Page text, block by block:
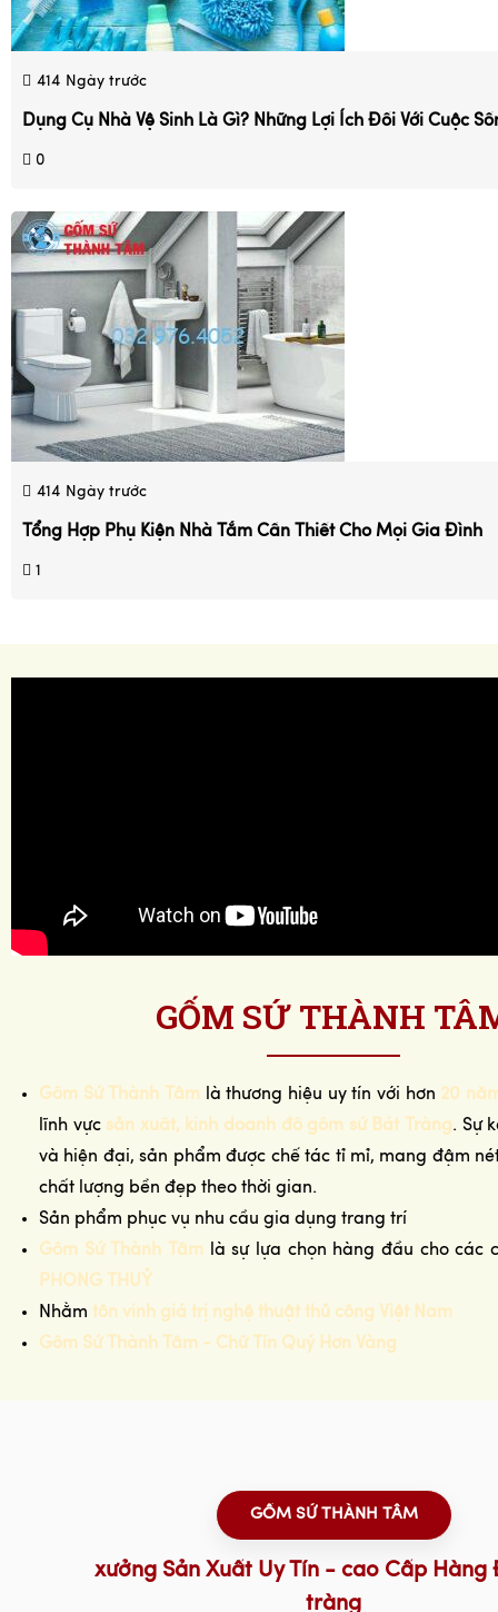
414 Ngày trước
Dụng Cụ Nhà Vệ Sinh Là Gì? Những Lợi Ích Đối Với Cuộc
0
414 Ngày trước
Tổng Hợp Phụ Kiện Nhà Tắm Cần Thiết Cho Mọi Gia Đình
1
GỐM SỨ THÀNH
Gốm Sứ Thành Tâm là thương hiệu uy tín với hơn 20
lĩnh vực sản xuất, kinh doanh đồ gốm sứ Bát Tràng. Sự
và hiện đại, sản phẩm được chế tác tỉ mỉ, mang đậm
chất lượng bền đẹp theo thời gian.
Sản phẩm phục vụ nhu cầu gia dụng trang trí
Gốm Sứ Thành Tâm là sự lựa chọn hàng đầu cho các
PHONG THUỶ
Nhằm tôn vinh giá trị nghệ thuật thủ công Việt Nam
Gốm Sứ Thành Tâm - Chữ Tín Quý Hơn Vàng
GỐM SỨ THÀNH TÂM
xưởng Sản Xuất Uy Tín - cao Cấp Hàng
tràng